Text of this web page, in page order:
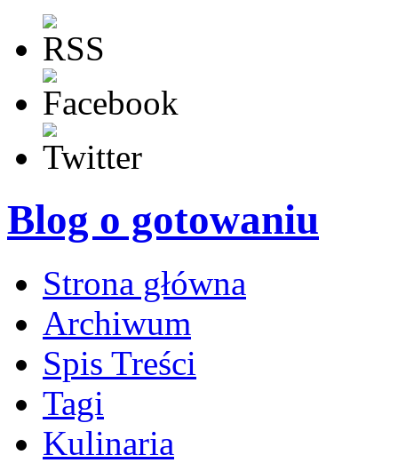
Blog o gotowaniu
Strona główna
Archiwum
Spis Treści
Tagi
Kulinaria